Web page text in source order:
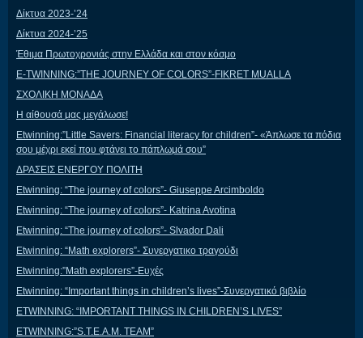
Δίκτυα 2023-’24
Δίκτυα 2024-’25
Έθιμα Πρωτοχρονιάς στην Ελλάδα και στον κόσμο
E-TWINNING:”THE JOURNEY OF COLORS”-FIKRET MUALLA
ΣΧΟΛΙΚΗ ΜΟΝΑΔΑ
Η αίθουσά μας μεγάλωσε!
Etwinning:”Little Savers: Financial literacy for children”- «Άπλωσε τα πόδια
σου μέχρι εκεί που φτάνει το πάπλωμά σου”
ΔΡΑΣΕΙΣ ΕΝΕΡΓΟΥ ΠΟΛΙΤΗ
Etwinning: “The journey of colors”- Giuseppe Arcimboldo
Etwinning: “The journey of colors”- Katrina Avotina
Etwinning: “The journey of colors”- Slvador Dali
Etwinning: “Math explorers”- Συνεργατικο τραγούδι
Etwinning:”Math explorers”-Ευχές
Etwinning: “Important things in children’s lives”-Συνεργατικό βιβλίο
ETWINNING: “IMPORTANT THINGS IN CHILDREN’S LIVES”
ETWINNING:”S.T.E.A.M. TEAM”